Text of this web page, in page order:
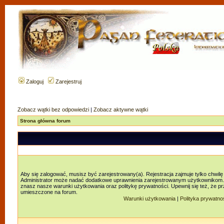
Zaloguj Zarejestruj
Zobacz wątki bez odpowiedzi | Zobacz aktywne wątki
Strona główna forum
Aby się zalogować, musisz być zarejestrowany(a). Rejestracja zajmuje tylko
Administrator może nadać dodatkowe uprawnienia zarejestrowanym
znasz nasze warunki użytkowania oraz politykę prywatności. Upewnij się też, że
umieszczone na forum.
Warunki użytkowania | Polityka